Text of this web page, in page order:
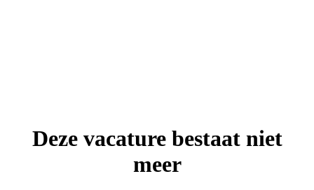
Deze vacature bestaat niet
meer